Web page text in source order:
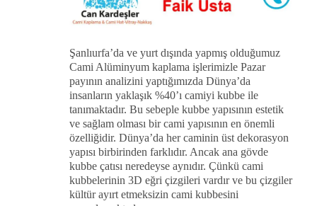
Şanlıurfa’da ve yurt dışında yapmış olduğumuz
Cami Alüminyum kaplama işlerimizle Pazar
payının analizini yaptığımızda Dünya’da
insanların yaklaşık %40’ı camiyi kubbe ile
tanımaktadır. Bu sebeple kubbe yapısının estetik
ve sağlam olması bir cami yapısının en önemli
özelliğidir. Dünya’da her caminin üst dekorasyon
yapısı birbirinden farklıdır. Ancak ana gövde
kubbe çatısı neredeyse aynıdır. Çünkü cami
kubbelerinin 3D eğri çizgileri vardır ve bu çizgiler
kültür ayırt etmeksizin cami kubbesini